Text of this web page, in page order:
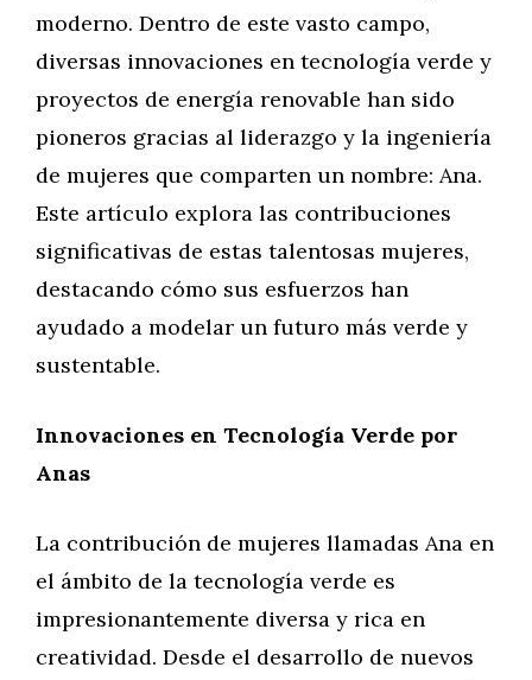
moderno. Dentro de este vasto campo,
diversas innovaciones en tecnología verde y
proyectos de energía renovable han sido
pioneros gracias al liderazgo y la ingeniería
de mujeres que comparten un nombre: Ana.
Este artículo explora las contribuciones
significativas de estas talentosas mujeres,
destacando cómo sus esfuerzos han
ayudado a modelar un futuro más verde y
sustentable.
Innovaciones en Tecnología Verde por
Anas
La contribución de mujeres llamadas Ana en
el ámbito de la tecnología verde es
impresionantemente diversa y rica en
creatividad. Desde el desarrollo de nuevos